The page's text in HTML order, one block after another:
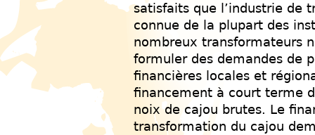
satisfaits que l’industrie de
connue de la plupart des
nombreux transformateurs
formuler des demandes de
financières locales et
financement à court terme
noix de cajou brutes. Le
transformation du cajou